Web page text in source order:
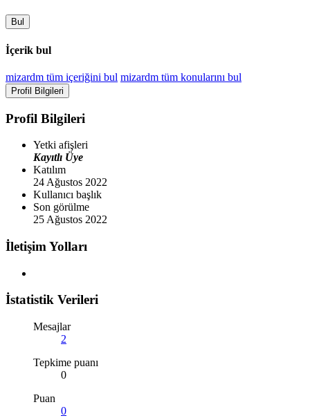
Bul
İçerik bul
mizardm tüm içeriğini bul mizardm tüm konularını bul
Profil Bilgileri
Profil Bilgileri
Yetki afişleri
Kayıtlı Üye
Katılım
24 Ağustos 2022
Kullanıcı başlık
Son görülme
25 Ağustos 2022
İletişim Yolları
İstatistik Verileri
Mesajlar
2
Tepkime puanı
0
Puan
0